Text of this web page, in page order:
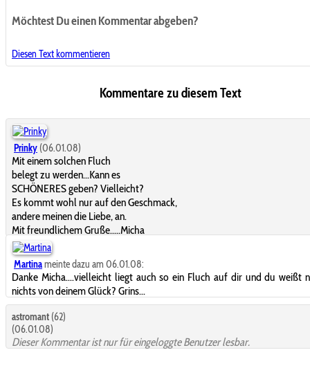
Möchtest Du einen Kommentar abgeben?
Diesen Text kommentieren
Kommentare zu diesem Text
Prinky (06.01.08)
Mit einem solchen Fluch
belegt zu werden...Kann es
SCHÖNERES geben? Vielleicht?
Es kommt wohl nur auf den Geschmack,
andere meinen die Liebe, an.
Mit freundlichem Gruße.....Micha
Martinameinte dazu am 06.01.08:
Danke Micha....vielleicht liegt auch so ein Fluch auf dir und du weißt
nichts von deinem Glück? Grins...
astromant (62)
(06.01.08)
Dieser Kommentar ist nur für eingeloggte Benutzer lesbar.